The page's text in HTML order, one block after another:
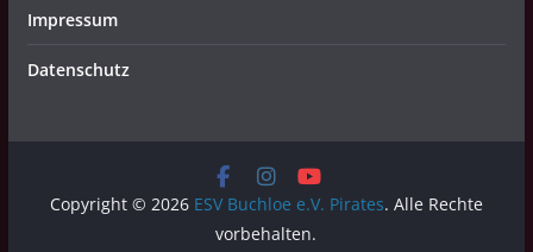
Impressum
Datenschutz
Copyright © 2026 ESV Buchloe e.V. Pirates. Alle Rechte
vorbehalten.